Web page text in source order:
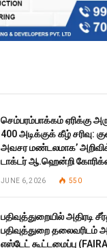
செம்பரம்பாக்கம் ஏரிக்கு
400 அடிக்குக் கீழ் சரிவு:
அவசர மண்டலமாக’
டாக்டர் ஆ.ஹென்றி
JUNE 6, 2026 550
பதிவுத்துறையில் அதிரடி
பதிவுத்துறை தலைவரிடம்
எஸ்டேட் கூட்டமைப்பு